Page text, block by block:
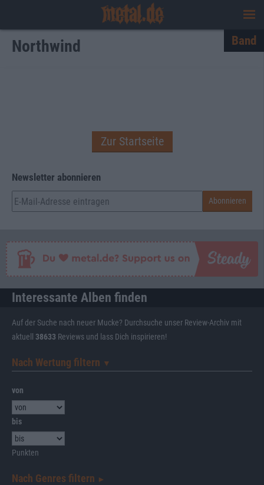
Northwind Band
Zur Startseite
Newsletter abonnieren
Interessante Alben finden
Auf der Suche nach neuer Mucke? Durchsuche unser Review-Archiv mit
aktuell 38633 Reviews und lass Dich inspirieren!
Nach Wertung filtern ▼︎
von
bis
Punkten
Nach Genres filtern ►︎